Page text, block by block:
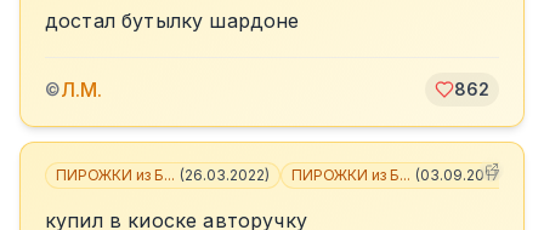
достал бутылку шардоне
©Л.М. 862
ПИРОЖКИ из Б... (26.03.2022) ПИРОЖКИ из Б... (03.09.2017
купил в киоске авторучку